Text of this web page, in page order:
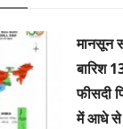
मानसून
बारिश
फीसदी
में आधे से